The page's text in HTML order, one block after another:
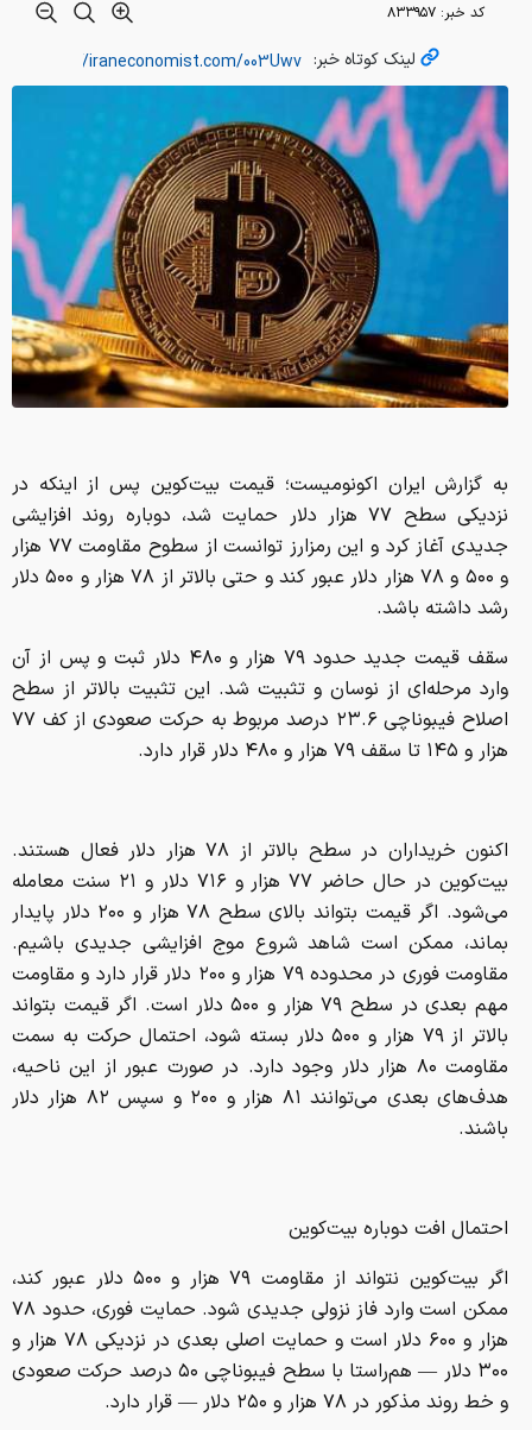
کد خبر: ۸۳۳۹۵۷
لینک کوتاه خبر:
به گزارش ایران اکونومیست؛ قیمت بیت‌کوین پس از اینکه در
نزدیکی سطح ۷۷ هزار دلار حمایت شد، دوباره روند افزایشی
جدیدی آغاز کرد و این رمزارز توانست از سطوح مقاومت‌ ۷۷ هزار
و ۵۰۰ و ۷۸ هزار دلار عبور کند و حتی بالاتر از ۷۸ هزار و ۵۰۰ دلار
رشد داشته باشد.
سقف قیمت جدید حدود ۷۹ هزار و ۴۸۰ دلار ثبت و پس از آن
وارد مرحله‌ای از نوسان و تثبیت شد. این تثبیت بالاتر از سطح
اصلاح فیبوناچی ۲۳.۶ درصد مربوط به حرکت صعودی از کف ۷۷
هزار و ۱۴۵ تا سقف ۷۹ هزار و ۴۸۰ دلار قرار دارد.
اکنون خریداران در سطح بالاتر از ۷۸ هزار دلار فعال هستند.
بیت‌کوین در حال حاضر ۷۷ هزار و ۷۱۶ دلار و ۲۱ سنت معامله
می‌شود. اگر قیمت بتواند بالای سطح ۷۸ هزار و ۲۰۰ دلار پایدار
بماند، ممکن است شاهد شروع موج افزایشی جدیدی باشیم.
مقاومت فوری در محدوده ۷۹ هزار و ۲۰۰ دلار قرار دارد و مقاومت
مهم بعدی در سطح ۷۹ هزار و ۵۰۰ دلار است. اگر قیمت بتواند
بالاتر از ۷۹ هزار و ۵۰۰ دلار بسته شود، احتمال حرکت به سمت
مقاومت ۸۰ هزار دلار وجود دارد. در صورت عبور از این ناحیه،
هدف‌های بعدی می‌توانند ۸۱ هزار و ۲۰۰ و سپس ۸۲ هزار دلار
باشند.
احتمال افت دوباره بیت‌کوین
اگر بیت‌کوین نتواند از مقاومت ۷۹ هزار و ۵۰۰ دلار عبور کند،
ممکن است وارد فاز نزولی جدیدی شود. حمایت فوری، حدود ۷۸
هزار و ۶۰۰ دلار است و حمایت اصلی بعدی در نزدیکی ۷۸ هزار و
۳۰۰ دلار — هم‌راستا با سطح فیبوناچی ۵۰ درصد حرکت صعودی
و خط روند مذکور در ۷۸ هزار و ۲۵۰ دلار — قرار دارد.